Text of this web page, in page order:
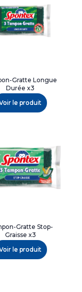
Gratte Longue
Durée x3
le produit
Gratte Stop-
Graisse x3
le produit